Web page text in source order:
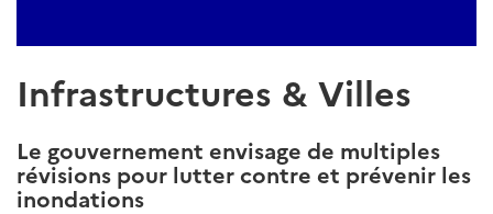
Infrastructures & Villes
Le gouvernement envisage de multiples
révisions pour lutter contre et prévenir les
inondations